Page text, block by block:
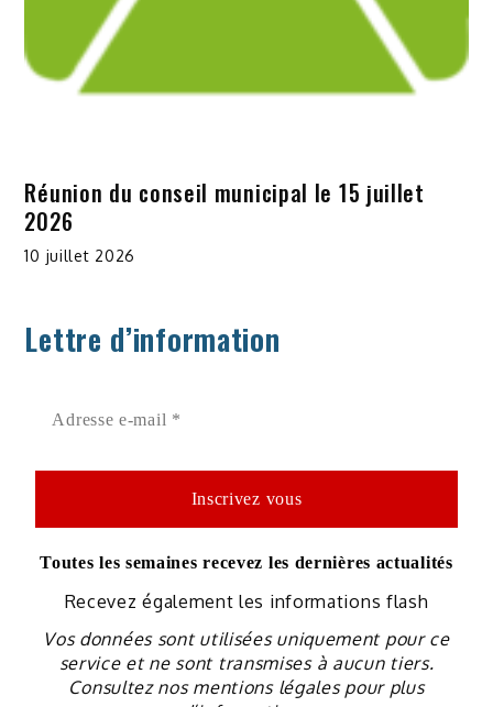
Réunion du conseil municipal le 15 juillet
2026
10 juillet 2026
Lettre d’information
Toutes les semaines recevez les dernières actualités
Recevez également les informations flash
Vos données sont utilisées uniquement pour ce
service et ne sont transmises à aucun tiers.
Consultez nos mentions légales pour plus